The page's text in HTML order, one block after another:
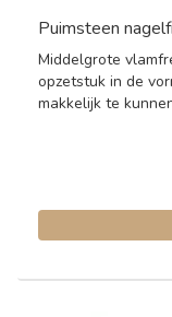
Puimsteen
Middelgrote
opzetstuk in de
makkelijk te